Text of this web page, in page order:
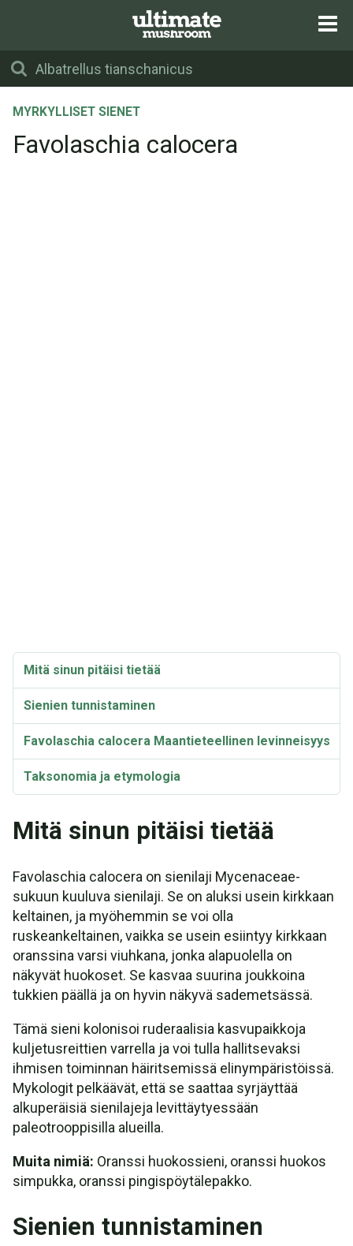
MYRKYLLISET SIENET
Favolaschia calocera
Mitä sinun pitäisi tietää
Sienien tunnistaminen
Favolaschia calocera Maantieteellinen levinneisyys
Taksonomia ja etymologia
Mitä sinun pitäisi tietää
Favolaschia calocera on sienilaji Mycenaceae-
sukuun kuuluva sienilaji. Se on aluksi usein kirkkaan
keltainen, ja myöhemmin se voi olla
ruskeankeltainen, vaikka se usein esiintyy kirkkaan
oranssina varsi viuhkana, jonka alapuolella on
näkyvät huokoset. Se kasvaa suurina joukkoina
tukkien päällä ja on hyvin näkyvä sademetsässä.
Tämä sieni kolonisoi ruderaalisia kasvupaikkoja
kuljetusreittien varrella ja voi tulla hallitsevaksi
ihmisen toiminnan häiritsemissä elinympäristöissä.
Mykologit pelkäävät, että se saattaa syrjäyttää
alkuperäisiä sienilajeja levittäytyessään
paleotrooppisilla alueilla.
Muita nimiä: Oranssi huokossieni, oranssi huokos
simpukka, oranssi pingispöytälepakko.
Sienien tunnistaminen